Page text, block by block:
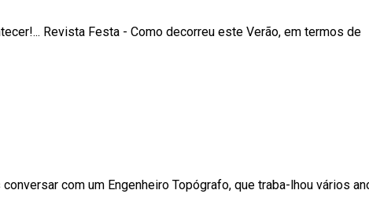
Revista Festa - Como decorreu este Verão, em termos de
com um Engenheiro Topógrafo, que traba-lhou vários